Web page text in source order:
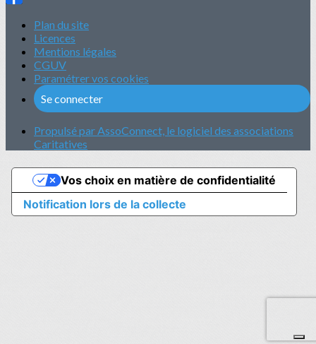
Plan du site
Licences
Mentions légales
CGUV
Paramétrer vos cookies
Se connecter
Propulsé par AssoConnect, le logiciel des associations
Caritatives
Notification lors de la collecte
Vos choix en matière de confidentialité